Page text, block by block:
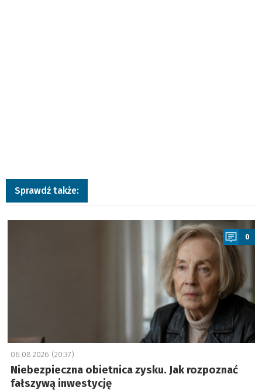
Sprawdź także:
a
0
06.08.2026 (20:37)
Niebezpieczna obietnica zysku. Jak rozpoznać
fałszywą inwestycję